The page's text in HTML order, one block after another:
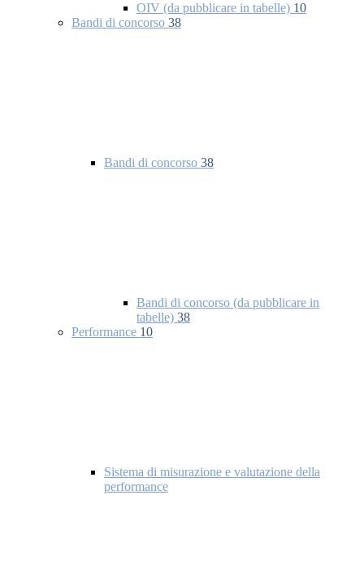
OIV (da pubblicare in tabelle) 10
Bandi di concorso 38
Bandi di concorso 38
Bandi di concorso (da pubblicare in
tabelle) 38
Performance 10
Sistema di misurazione e valutazione della
performance